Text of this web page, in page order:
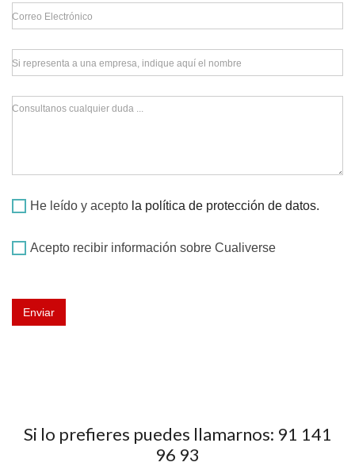
Correo Electrónico
Si representa a una empresa, indique aquí el nombre
Consultanos cualquier duda ...
He leído y acepto la política de protección de datos.
Acepto recibir información sobre Cualiverse
Enviar
Si lo prefieres puedes llamarnos: 91 141
96 93